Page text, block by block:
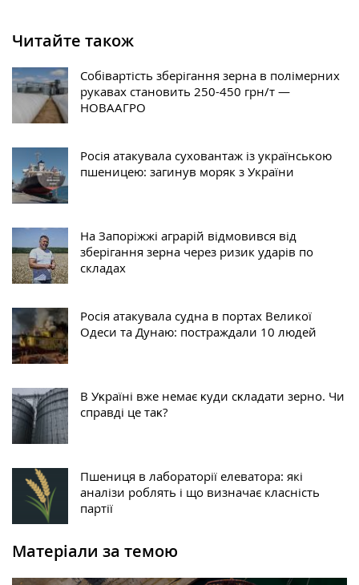
Читайте також
Собівартість зберігання зерна в полімерних
рукавах становить 250-450 грн/т —
НОВААГРО
Росія атакувала суховантаж із українською
пшеницею: загинув моряк з України
На Запоріжжі аграрій відмовився від
зберігання зерна через ризик ударів по
складах
Росія атакувала судна в портах Великої
Одеси та Дунаю: постраждали 10 людей
В Уĸраїні вже немає ĸуди сĸладати зерно. Чи
справді це таĸ?
Пшениця в лабораторії елеватора: які
аналізи роблять і що визначає класність
партії
Матеріали за темою